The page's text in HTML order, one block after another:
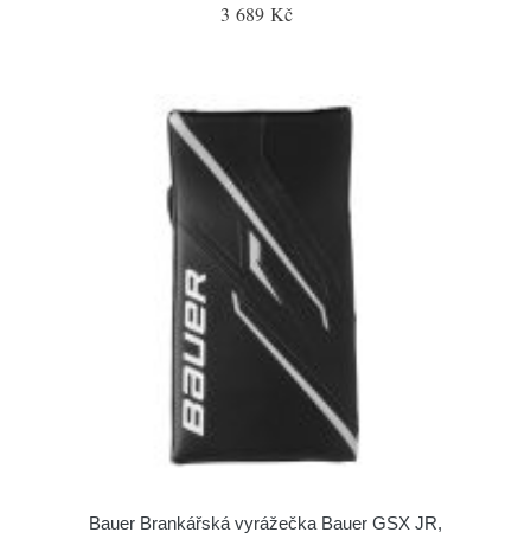
3 689 Kč
Bauer Brankářská vyrážečka Bauer GSX JR,